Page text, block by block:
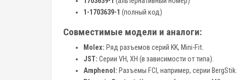
1-1703639-1 (полный код)
Совместимые модели и аналоги:
Molex: Ряд разъемов серий KK, Mini-Fit.
JST: Серии VH, XH (в зависимости от типа).
Amphenol: Разъемы FCI, например, серии BergStik.